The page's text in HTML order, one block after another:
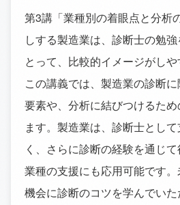
第3講「業種別の着眼点と分析
しする製造業は、診断士の勉
とって、比較的イメージがしや
この講義では、製造業の診断
要素や、分析に結びつけるた
ます。製造業は、診断士とし
く、さらに診断の経験を通じ
業種の支援にも応用可能です
機会に診断のコツを学んでい